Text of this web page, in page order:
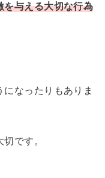
を与える大切な行為
なったりもありま
です。